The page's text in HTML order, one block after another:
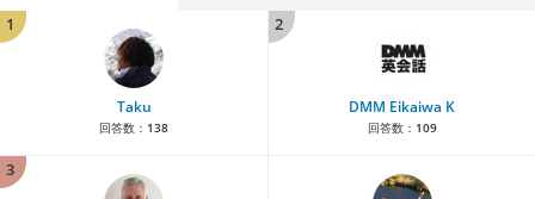
1
Taku
回答数： 138
2
DMM Eikaiwa K
回答数： 109
3